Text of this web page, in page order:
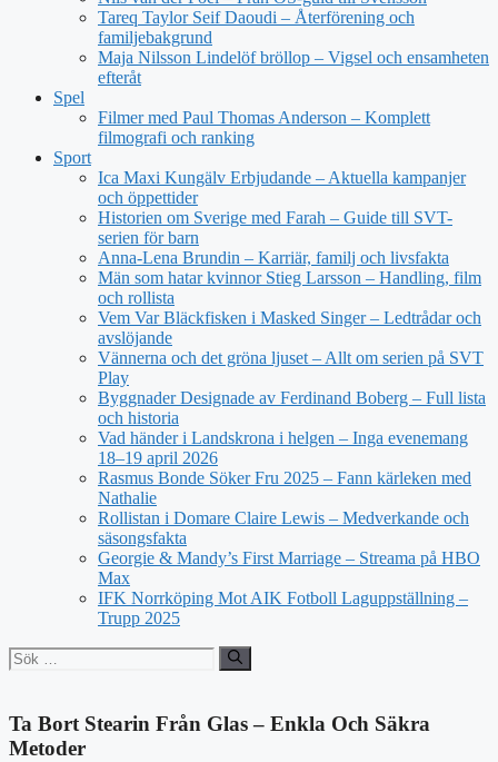
Tareq Taylor Seif Daoudi – Återförening och
familjebakgrund
Maja Nilsson Lindelöf bröllop – Vigsel och ensamheten
efteråt
Spel
Filmer med Paul Thomas Anderson – Komplett
filmografi och ranking
Sport
Ica Maxi Kungälv Erbjudande – Aktuella kampanjer
och öppettider
Historien om Sverige med Farah – Guide till SVT-
serien för barn
Anna-Lena Brundin – Karriär, familj och livsfakta
Män som hatar kvinnor Stieg Larsson – Handling, film
och rollista
Vem Var Bläckfisken i Masked Singer – Ledtrådar och
avslöjande
Vännerna och det gröna ljuset – Allt om serien på SVT
Play
Byggnader Designade av Ferdinand Boberg – Full lista
och historia
Vad händer i Landskrona i helgen – Inga evenemang
18–19 april 2026
Rasmus Bonde Söker Fru 2025 – Fann kärleken med
Nathalie
Rollistan i Domare Claire Lewis – Medverkande och
säsongsfakta
Georgie & Mandy’s First Marriage – Streama på HBO
Max
IFK Norrköping Mot AIK Fotboll Laguppställning –
Trupp 2025
Sök
efter:
Ta Bort Stearin Från Glas – Enkla Och Säkra
Metoder